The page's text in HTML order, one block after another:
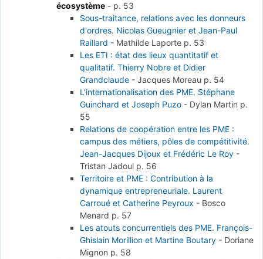
écosystème - p. 53
Sous-traitance, relations avec les donneurs
d'ordres. Nicolas Gueugnier et Jean-Paul
Raillard - Mathilde Laporte p. 53
Les ETI : état des lieux quantitatif et
qualitatif. Thierry Nobre et Didier
Grandclaude - Jacques Moreau p. 54
L'internationalisation des PME. Stéphane
Guinchard et Joseph Puzo - Dylan Martin p.
55
Relations de coopération entre les PME :
campus des métiers, pôles de compétitivité.
Jean-Jacques Dijoux et Frédéric Le Roy -
Tristan Jadoul p. 56
Territoire et PME : Contribution à la
dynamique entrepreneuriale. Laurent
Carroué et Catherine Peyroux - Bosco
Menard p. 57
Les atouts concurrentiels des PME. François-
Ghislain Morillion et Martine Boutary - Doriane
Mignon p. 58